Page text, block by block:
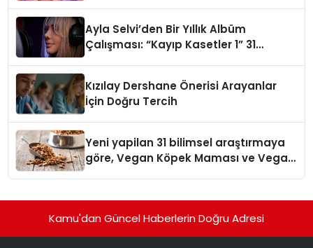
Ayla Selvi’den Bir Yıllık Albüm
Çalışması: “Kayıp Kasetler 1” 31
Kızılay Dershane Önerisi Arayanlar
İçin Doğru Tercih
Yeni yapilan 31 bilimsel araştırmaya
göre, Vegan Köpek Maması ve Vegan
Kamu'dan Güncel Haberlerin Doğru Adresi